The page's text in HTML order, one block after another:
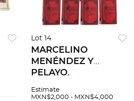
Lot 14
MARCELINO
MENÉNDEZ Y
PELAYO.
POETAS LÍRICOS
Estimate
MXN$2,000 - MXN$4,000